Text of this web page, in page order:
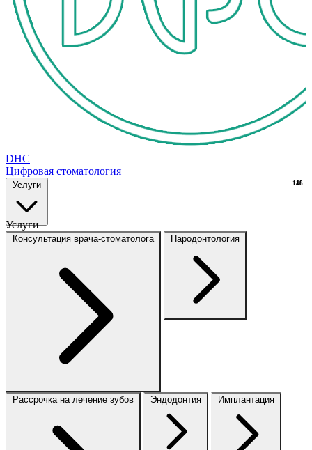
DHC
Цифровая стоматология
Услуги
Услуги
Консультация врача-стоматолога Пародонтология
Рассрочка на лечение зубов Эндодонтия Имплантация
16
148